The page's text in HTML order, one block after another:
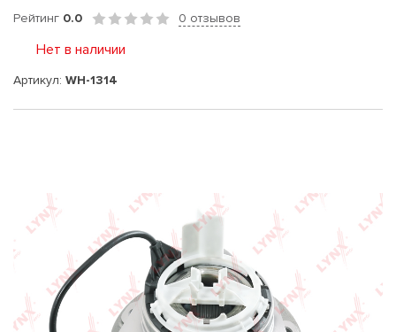
Рейтинг 0.0 0 отзывов
Нет в наличии
Артикул: WH-1314